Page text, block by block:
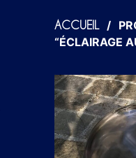
ACCUEIL /
“ÉCLAIRAGE